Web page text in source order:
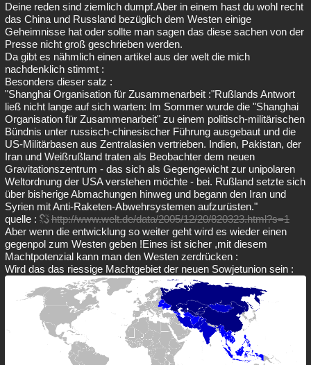
Deine reden sind ziemlich dumpf.Aber in einem hast du wohl recht
das China und Russland bezüglich dem Westen einige
Geheimnisse hat oder sollte man sagen das diese sachen von der
Presse nicht groß geschrieben werden.
Da gibt es nähmlich einen artikel aus der welt die mich
nachdenklich stimmt :
Besonders dieser satz :
"Shanghai Organisation für Zusammenarbeit :"Rußlands Antwort
ließ nicht lange auf sich warten: Im Sommer wurde die "Shanghai
Organisation für Zusammenarbeit" zu einem politisch-militärischen
Bündnis unter russisch-chinesischer Führung ausgebaut und die
US-Militärbasen aus Zentralasien vertrieben. Indien, Pakistan, der
Iran und Weißrußland traten als Beobachter dem neuen
Gravitationszentrum - das sich als Gegengewicht zur unipolaren
Weltordnung der USA verstehen möchte - bei. Rußland setzte sich
über bisherige Abmachungen hinweg und begann den Iran und
Syrien mit Anti-Raketen-Abwehrsystemen aufzurüsten."
quelle :
http://www.welt.de/data/2005/12/20/820323.html?s=1
Aber wenn die entwicklung so weiter geht wird es wieder einen
gegenpol zum Westen geben !Eines ist sicher ,mit diesem
Machtpotenzial kann man den Westen zerdrücken :
Wird das das riessige Machtgebiet der neuen Sowjetunion sein :